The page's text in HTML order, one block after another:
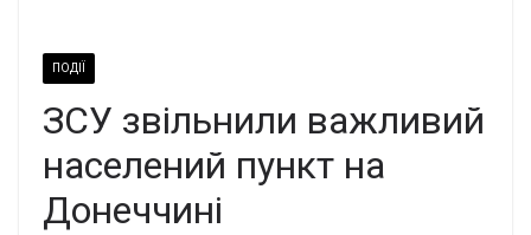
ПОДІЇ
ЗСУ звiльнили вaжливий
наcелений пункт на
Донеччині